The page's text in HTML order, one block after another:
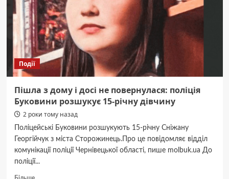
Події
Пішла з дому і досі не повернулася: поліція
Буковини розшукує 15-річну дівчину
2 роки тому назад
Поліцейські Буковини розшукують 15-річну Сніжану
Георгійчук з міста Сторожинець.Про це повідомляє відділ
комунікації поліції Чернівецької області, пише molbuk.ua До
поліції...
Докладніше